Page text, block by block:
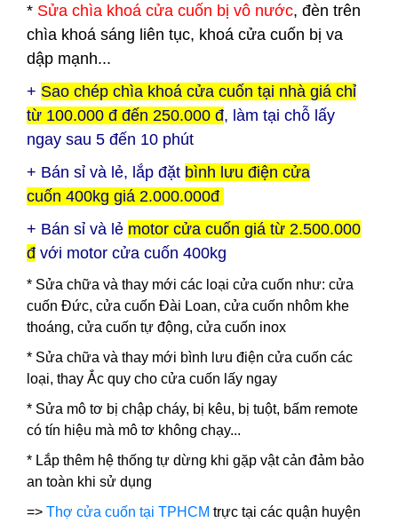
* Sửa chìa khoá cửa cuốn bị vô nước, đèn trên
chìa khoá sáng liên tục, khoá cửa cuốn bị va
dập mạnh...
+ Sao chép chìa khoá cửa cuốn tại nhà giá chỉ
từ 100.000 đ đến 250.000 đ, làm tại chỗ lấy
ngay sau 5 đến 10 phút
+ Bán sỉ và lẻ, lắp đặt bình lưu điện cửa
cuốn 400kg giá 2.000.000đ
+ Bán sỉ và lẻ motor cửa cuốn giá từ 2.500.000
đ với motor cửa cuốn 400kg
* Sửa chữa và thay mới các loại cửa cuốn như: cửa
cuốn Đức, cửa cuốn Đài Loan, cửa cuốn nhôm khe
thoáng, cửa cuốn tự động, cửa cuốn inox
* Sửa chữa và thay mới bình lưu điện cửa cuốn các
loại, thay Ắc quy cho cửa cuốn lấy ngay
* Sửa mô tơ bị chập cháy, bị kêu, bị tuột, bấm remote
có tín hiệu mà mô tơ không chạy...
* Lắp thêm hệ thống tự dừng khi gặp vật cản đảm bảo
an toàn khi sử dụng
=> Thợ cửa cuốn tại TPHCM trực tại các quận huyện